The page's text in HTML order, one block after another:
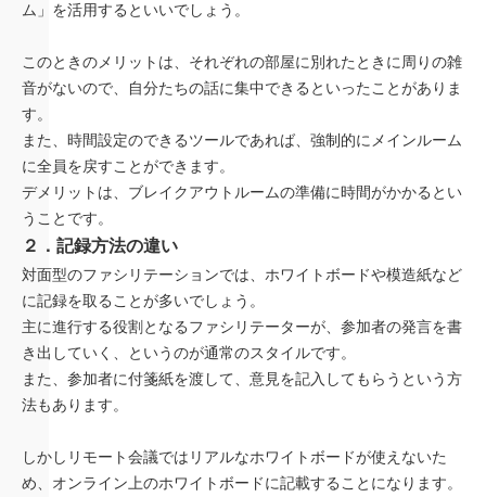
ム」を活用するといいでしょう。
このときのメリットは、それぞれの部屋に別れたときに周りの雑
音がないので、自分たちの話に集中できるといったことがありま
す。
また、時間設定のできるツールであれば、強制的にメインルーム
に全員を戻すことができます。
デメリットは、ブレイクアウトルームの準備に時間がかかるとい
うことです。
２．記録方法の違い
対面型のファシリテーションでは、ホワイトボードや模造紙など
に記録を取ることが多いでしょう。
主に進行する役割となるファシリテーターが、参加者の発言を書
き出していく、というのが通常のスタイルです。
また、参加者に付箋紙を渡して、意見を記入してもらうという方
法もあります。
しかしリモート会議ではリアルなホワイトボードが使えないた
め、オンライン上のホワイトボードに記載することになります。